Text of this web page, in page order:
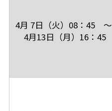
4月 7日（火）08：45 ～
4月13日（月）16：45